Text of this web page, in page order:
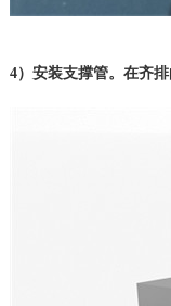
4）安装支撑管。在齐